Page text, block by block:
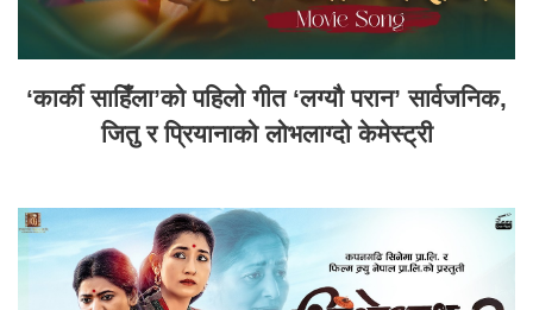
‘कार्की साहिँला’को पहिलो गीत ‘लग्यौ परान’ सार्वजनिक,
जितु र प्रियानाको लोभलाग्दो केमेस्ट्री